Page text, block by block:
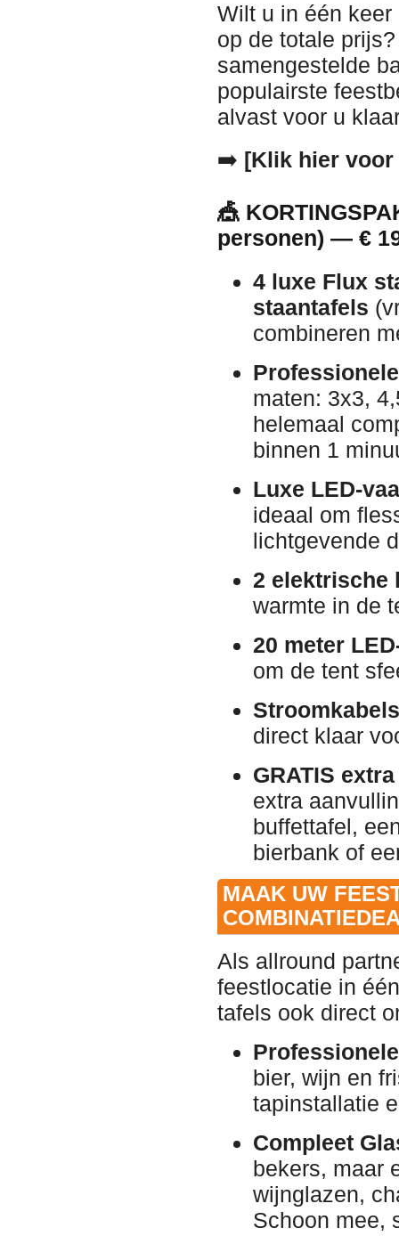
Wilt u in één
op de totale
samengestelde
populairste
alvast voor u
➡️ [Klik hier
🎪
personen) — €
4 luxe Flux
staantafels
combineren
maten: 3x3,
helemaal
binnen 1
Luxe LED-
ideaal om
lichtgevende
2 elektrische
warmte in de
20 meter
om de tent
direct klaar
GRATIS
extra
buffettafel,
bierbank of
MAAK UW
Als allround
feestlocatie in
tafels ook direct
bier, wijn en
tapinstallatie
Compleet
bekers, maar
wijnglazen,
Schoon mee,